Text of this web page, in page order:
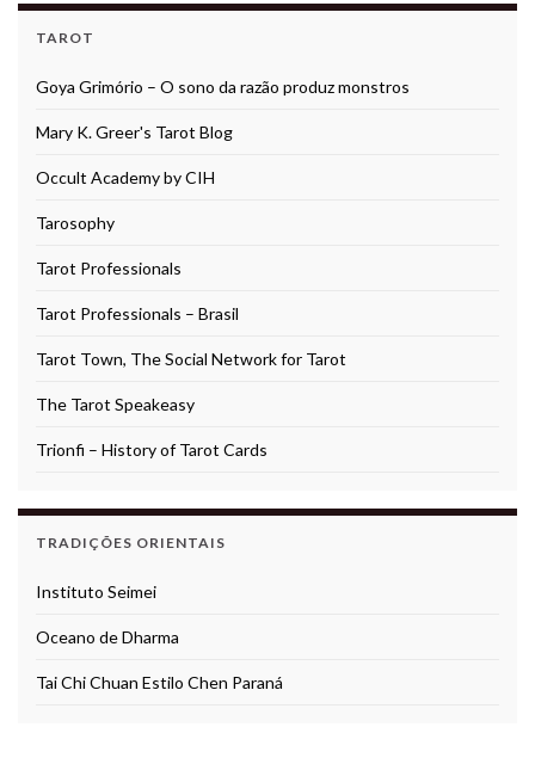
TAROT
Goya Grimório – O sono da razão produz monstros
Mary K. Greer's Tarot Blog
Occult Academy by CIH
Tarosophy
Tarot Professionals
Tarot Professionals – Brasil
Tarot Town, The Social Network for Tarot
The Tarot Speakeasy
Trionfi – History of Tarot Cards
TRADIÇÕES ORIENTAIS
Instituto Seimei
Oceano de Dharma
Tai Chi Chuan Estilo Chen Paraná